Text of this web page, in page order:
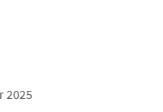
2025